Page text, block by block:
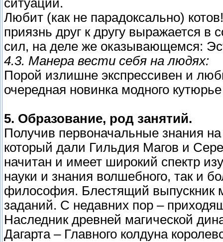
ситуации.
Любит (как не парадоксально)
приязнь друг к другу выражается в
сил, на деле же оказывающемся:
4.3. Манера вести себя на людях:
Порой излишне экспрессивен и
очередная новинка модного
5. Образование, род занятий.
Получив первоначальные знания
который дали Гильдия Магов и
начитан и имеет широкий спектр
науки и знания волшебного, так и
философия. Блестящий выпускник
заданий. С недавних пор –
Наследник древней магической
Дагарта – Главного колдуна